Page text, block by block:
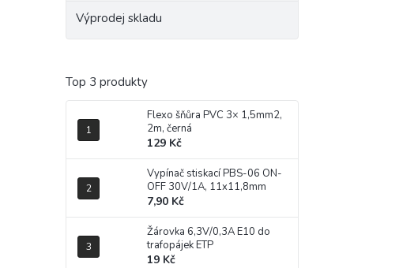
Výprodej skladu
Top 3 produkty
Flexo šňůra PVC 3× 1,5mm2,
2m, černá
129 Kč
Vypínač stiskací PBS-06 ON-
OFF 30V/1A, 11x11,8mm
7,90 Kč
Žárovka 6,3V/0,3A E10 do
trafopájek ETP
19 Kč